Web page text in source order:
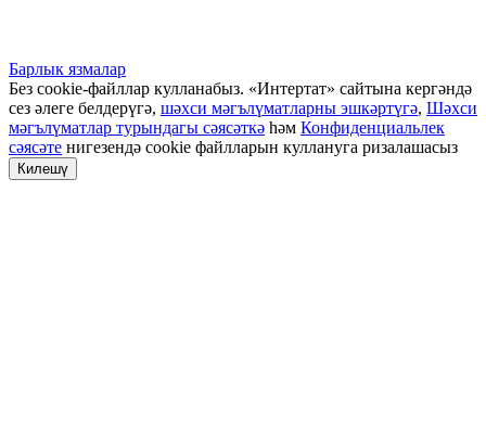
Барлык язмалар
Без cookie-файллар кулланабыз. «Интертат» сайтына кергәндә
сез әлеге белдерүгә, шәхси мәгълүматларны эшкәртүгә, Шәхси
мәгълүматлар турындагы сәясәткә һәм Конфиденциальлек
сәясәте нигезендә cookie файлларын куллануга ризалашасыз
Килешү